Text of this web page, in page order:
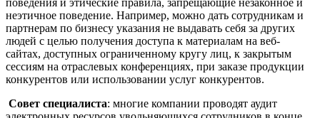
неэтичное поведение. Например, можно дать сотрудникам и
партнерам по бизнесу указания не выдавать себя за других
людей с целью получения доступа к материалам на веб-
сайтах, доступных ограниченному кругу лиц, к закрытым
сессиям на отраслевых конференциях, при заказе продукции
конкурентов или использовании услуг конкурентов.
Совет специалиста: многие компании проводят аудит